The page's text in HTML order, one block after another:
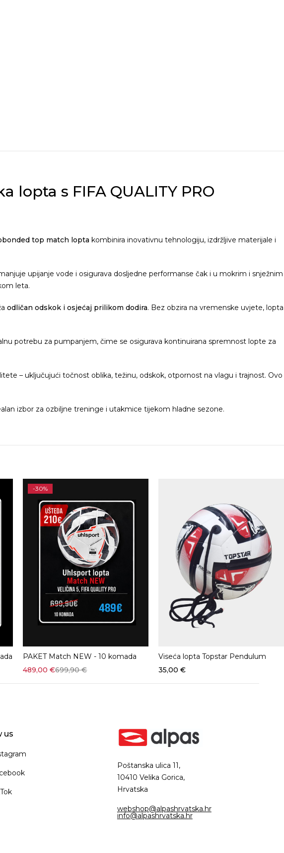
s FIFA QUALITY PRO
top match lopta kombinira inovativnu tehnologiju, izdržljive materijale i
upijanje vode i osigurava dosljedne performanse čak i u mokrim i snježnim
leta.
odličan odskok i osjećaj prilikom dodira. Bez obzira na vremenske uvjete, lopta
potrebu za pumpanjem, čime se osigurava kontinuirana spremnost lopte za
– uključujući točnost oblika, težinu, odskok, otpornost na vlagu i trajnost. Ovo
izbor za ozbiljne treninge i utakmice tijekom hladne sezone.
-30%
PAKET Match NEW - 10 komada
699,90€
489,00€
Viseća lopta Topstar Pendulum
35,00€
us
Poštanska ulica 11,
10410 Velika Gorica,
Hrvatska
webshop@alpashrvatska.hr
info@alpashrvatska.hr